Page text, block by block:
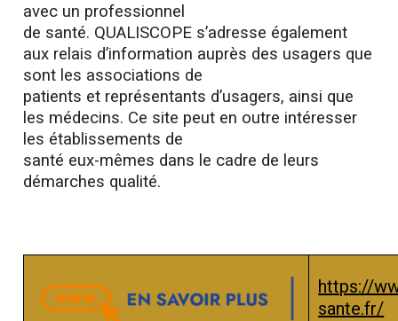
avec un professionnel
de santé. QUALISCOPE s’adresse également
aux relais d’information auprès des usagers que
sont les associations de
patients et représentants d’usagers, ainsi que
les médecins. Ce site peut en outre intéresser
les établissements de
santé eux-mêmes dans le cadre de leurs
démarches qualité.
https://
sante.fr/